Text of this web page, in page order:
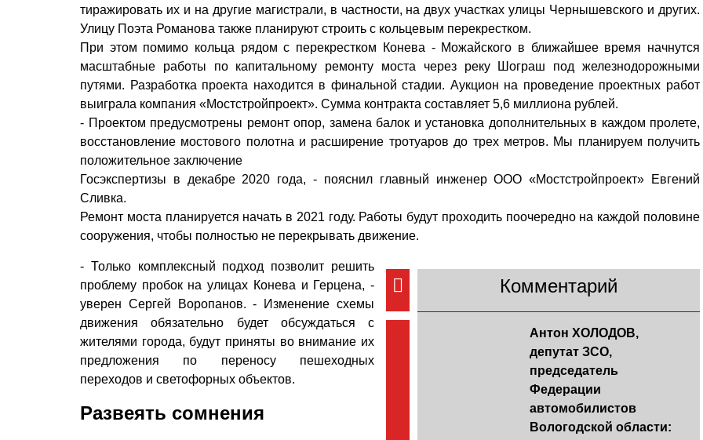
тиражировать их и на другие магистрали, в частности, на двух участках улицы Чернышевского и других.
Улицу Поэта Романова также планируют строить с кольцевым перекрестком.
При этом помимо кольца рядом с перекрестком Конева - Можайского в ближайшее время начнутся
масштабные работы по капитальному ремонту моста через реку Шограш под железнодорожными
путями. Разработка проекта находится в финальной стадии. Аукцион на проведение проектных работ
выиграла компания «Мостстройпроект». Сумма контракта составляет 5,6 миллиона рублей.
- Проектом предусмотрены ремонт опор, замена балок и установка дополнительных в каждом пролете,
восстановление мостового полотна и расширение тротуаров до трех метров. Мы планируем получить
положительное заключение
Госэкспертизы в декабре 2020 года, - пояснил главный инженер ООО «Мостстройпроект» Евгений
Сливка.
Ремонт моста планируется начать в 2021 году. Работы будут проходить поочередно на каждой половине
сооружения, чтобы полностью не перекрывать движение.
Комментарий
Антон ХОЛОДОВ,
депутат ЗСО,
председатель
Федерации
автомобилистов
Вологодской области:
- Только комплексный подход позволит решить
проблему пробок на улицах Конева и Герцена, -
уверен Сергей Воропанов. - Изменение схемы
движения обязательно будет обсуждаться с
жителями города, будут приняты во внимание их
предложения по переносу пешеходных
переходов и светофорных объектов.
Развеять сомнения
Надежда
Кузьминская
главный
редактор
Мы рады приветствовать вас
придется вам по душе, и вы
обязательно добавите его в
свои закладки.